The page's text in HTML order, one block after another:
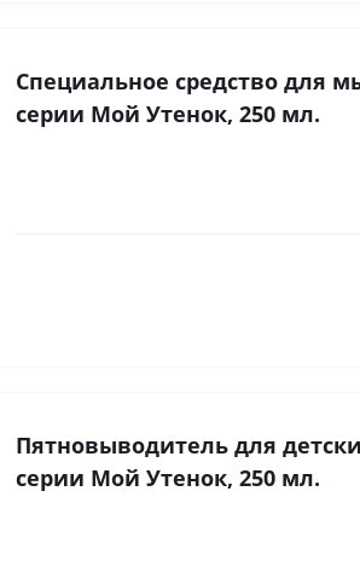
Специальное средство для
серии Мой Утенок, 250 мл.
Пятновыводитель для
серии Мой Утенок, 250 мл.